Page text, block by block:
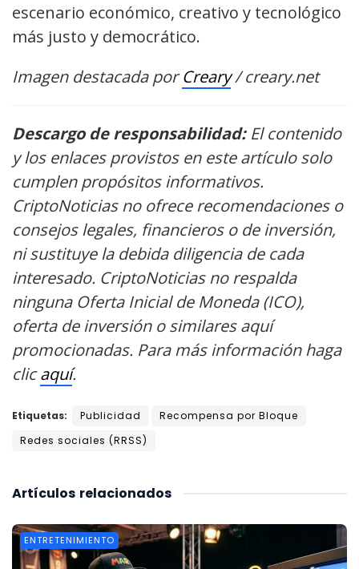
escenario económico, creativo y tecnológico
más justo y democrático.
Imagen destacada porCreary/ creary.net
Descargo de responsabilidad:El contenido
y los enlaces provistos en este artículo solo
cumplen propósitos informativos.
CriptoNoticias no ofrece recomendaciones o
consejos legales, financieros o de inversión,
ni sustituye la debida diligencia de cada
interesado. CriptoNoticias no respalda
ninguna Oferta Inicial de Moneda (ICO),
oferta de inversión o similares aquí
promocionadas. Para más información haga
clic aquí.
Etiquetas: Publicidad
Recompensa por Bloque
Redes sociales (RRSS)
relacionados
Artículos
ENTRETENIMIENTO